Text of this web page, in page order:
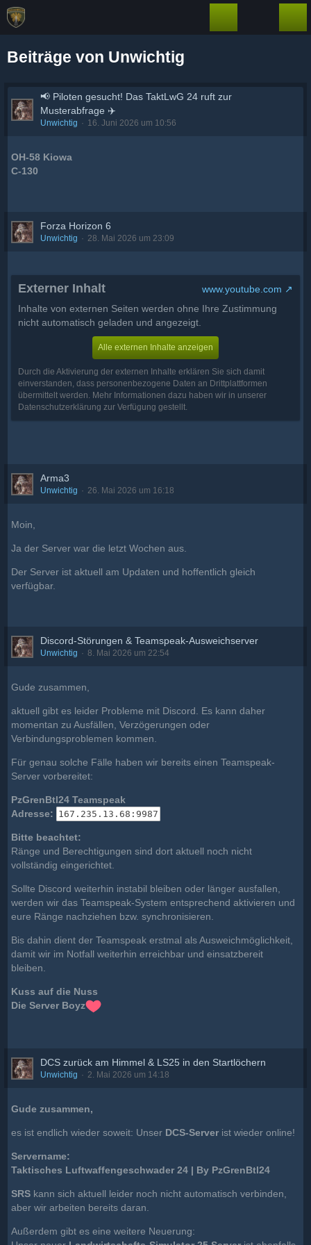
Beiträge von Unwichtig
📢 Piloten gesucht! Das TaktLwG 24 ruft zur
Musterabfrage ✈️
Unwichtig 16. Juni 2026 um 10:56
OH-58 Kiowa
C-130
Forza Horizon 6
Unwichtig 28. Mai 2026 um 23:09
Externer Inhalt
www.youtube.com
Inhalte von externen Seiten werden ohne Ihre Zustimmung
nicht automatisch geladen und angezeigt.
Alle externen Inhalte anzeigen
Durch die Aktivierung der externen Inhalte erklären Sie sich damit
einverstanden, dass personenbezogene Daten an Drittplattformen
übermittelt werden. Mehr Informationen dazu haben wir in unserer
Datenschutzerklärung zur Verfügung gestellt.
Arma3
Unwichtig 26. Mai 2026 um 16:18
Moin,
Ja der Server war die letzt Wochen aus.
Der Server ist aktuell am Updaten und hoffentlich gleich
verfügbar.
Discord-Störungen & Teamspeak-Ausweichserver
Unwichtig 8. Mai 2026 um 22:54
Gude zusammen,
aktuell gibt es leider Probleme mit Discord. Es kann daher
momentan zu Ausfällen, Verzögerungen oder
Verbindungsproblemen kommen.
Für genau solche Fälle haben wir bereits einen Teamspeak-
Server vorbereitet:
PzGrenBtl24 Teamspeak
Adresse: 167.235.13.68:9987
Bitte beachtet:
Ränge und Berechtigungen sind dort aktuell noch nicht
vollständig eingerichtet.
Sollte Discord weiterhin instabil bleiben oder länger ausfallen,
werden wir das Teamspeak-System entsprechend aktivieren und
eure Ränge nachziehen bzw. synchronisieren.
Bis dahin dient der Teamspeak erstmal als Ausweichmöglichkeit,
damit wir im Notfall weiterhin erreichbar und einsatzbereit
bleiben.
Kuss auf die Nuss
Die Server Boyz
DCS zurück am Himmel & LS25 in den Startlöchern
Unwichtig 2. Mai 2026 um 14:18
Gude zusammen,
es ist endlich wieder soweit: Unser DCS-Server ist wieder online!
Servername:
Taktisches Luftwaffengeschwader 24 | By PzGrenBtl24
SRS kann sich aktuell leider noch nicht automatisch verbinden,
aber wir arbeiten bereits daran.
Außerdem gibt es eine weitere Neuerung: